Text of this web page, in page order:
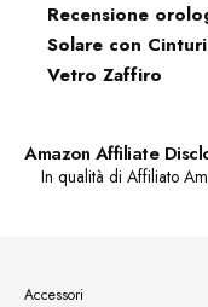
Recensione
Solare con
Vetro Zaffiro
Amazon Affiliate
In qualità di Affiliato
Accessori